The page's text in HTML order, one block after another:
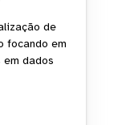
de
focando em
dados